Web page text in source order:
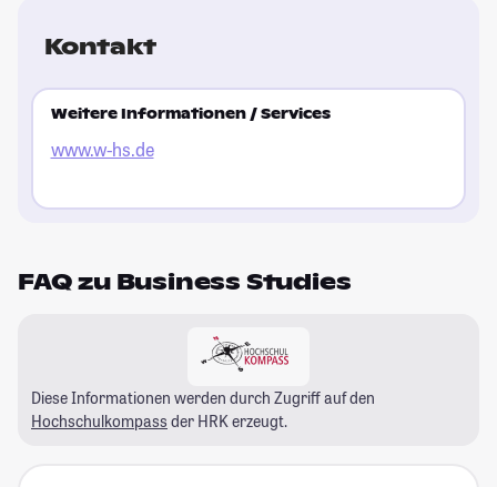
Kontakt
Weitere Informationen / Services
www.w-hs.de
FAQ zu Business Studies
Diese Informationen werden durch Zugriff auf den
Hochschulkompass der HRK erzeugt.